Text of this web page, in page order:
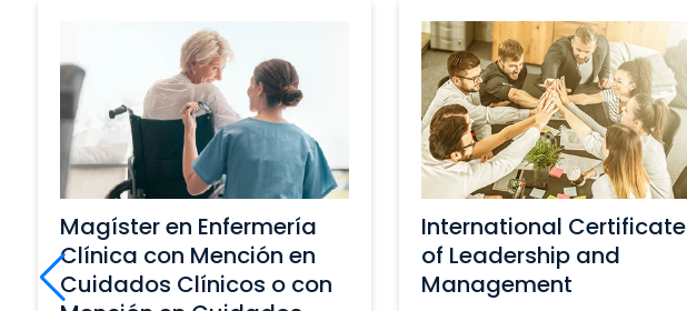
International Certificate
of Leadership and
Management
Magíster en Prevención y
Rehabilitación para el
Bienestar Físico y Mental